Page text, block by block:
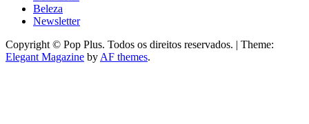
Beleza
Newsletter
Copyright © Pop Plus. Todos os direitos reservados. | Theme:
Elegant Magazine by AF themes.